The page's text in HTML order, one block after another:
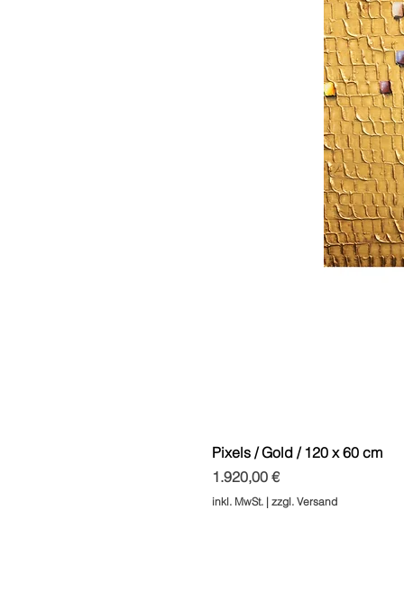
Pixels / Gold / 120 x 60 cm
Preis
1.920,00 €
inkl. MwSt. |zzgl. Versand